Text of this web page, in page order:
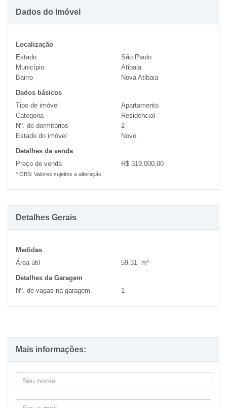
Dados do Imóvel
Localização
Estado
São Paulo
Município
Atibaia
Bairro
Nova Atibaia
Dados básicos
Tipo de imóvel
Apartamento
Categoria
Residencial
Nº. de dormitórios
2
Estado do imóvel
Novo
Detalhes da venda
Preço de venda
R$ 319.000,00
* OBS: Valores sujeitos a alteração
Detalhes Gerais
Medidas
Área útil
59,31 m²
Detalhes da Garagem
Nº. de vagas na garagem
1
Mais informações: